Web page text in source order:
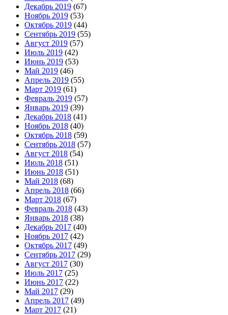
Декабрь 2019 (67)
Ноябрь 2019 (53)
Октябрь 2019 (44)
Сентябрь 2019 (55)
Август 2019 (57)
Июль 2019 (42)
Июнь 2019 (53)
Май 2019 (46)
Апрель 2019 (55)
Март 2019 (61)
Февраль 2019 (57)
Январь 2019 (39)
Декабрь 2018 (41)
Ноябрь 2018 (40)
Октябрь 2018 (59)
Сентябрь 2018 (57)
Август 2018 (54)
Июль 2018 (51)
Июнь 2018 (51)
Май 2018 (68)
Апрель 2018 (66)
Март 2018 (67)
Февраль 2018 (43)
Январь 2018 (38)
Декабрь 2017 (40)
Ноябрь 2017 (42)
Октябрь 2017 (49)
Сентябрь 2017 (29)
Август 2017 (30)
Июль 2017 (25)
Июнь 2017 (22)
Май 2017 (29)
Апрель 2017 (49)
Март 2017 (21)